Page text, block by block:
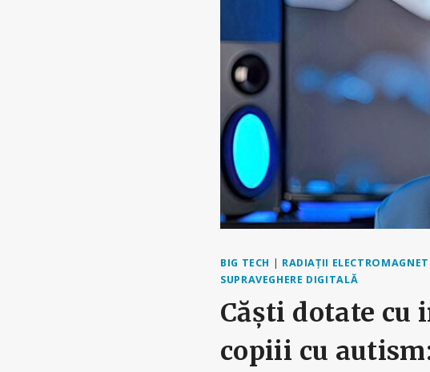
BIG TECH | RADIAȚII
SUPRAVEGHERE DIGITALĂ
Căști dotate
copiii cu